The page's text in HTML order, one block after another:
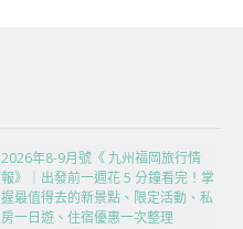
2026年8-9月號《 九州福岡旅行情
報》｜出發前一週花 5 分鐘看完！掌
握最值得去的新景點、限定活動、私
房一日遊、住宿優惠一次整理